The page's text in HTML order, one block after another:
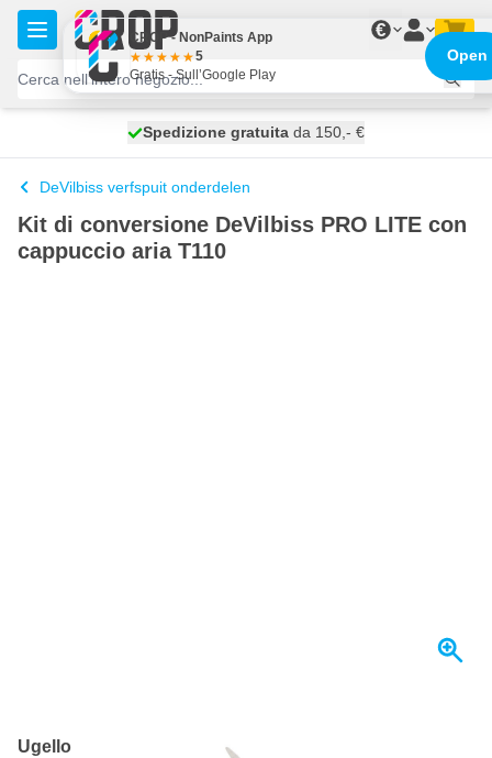
Salta al contenuto
€
spedito oggi
Spedizione gratuita da 150,- €
100 giorni
DeVilbiss verfspuit onderdelen
Kit di conversione DeVilbiss PRO LITE con
cappuccio aria T110
Ugello
CROP - NonPaints App
5
Gratis - Sull’Google Play
Open